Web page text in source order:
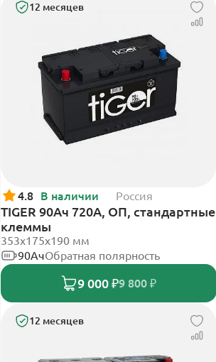
12 месяцев
4.8 В наличии Россия
TIGER 90Ач 720А, ОП, стандартные
клеммы
353х175х190 мм
90АчОбратная полярность
9 000 ₽9 800 ₽
12 месяцев